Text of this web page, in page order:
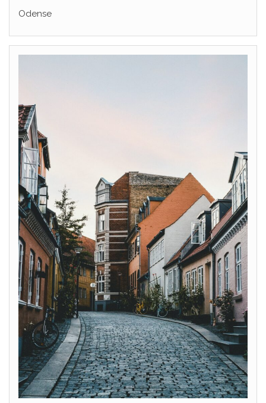
Odense